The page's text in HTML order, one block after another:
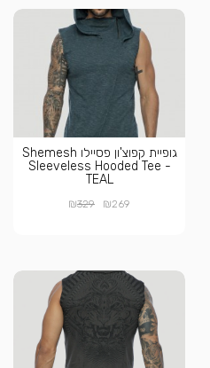
גופיית קפוצ'ון פסיילו Shemesh
Sleeveless Hooded Tee -
TEAL
₪269
₪329